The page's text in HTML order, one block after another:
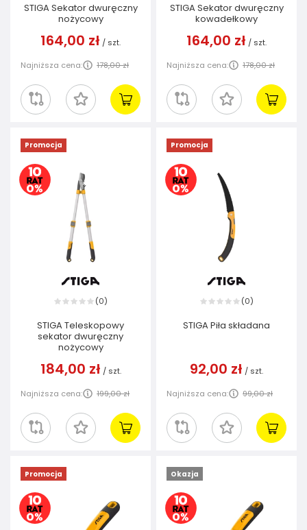
STIGA Sekator dwuręczny
nożycowy
164,00 zł / szt.
Najniższa cena: 178,00 zł
STIGA Sekator dwuręczny
kowadełkowy
164,00 zł / szt.
Najniższa cena: 178,00 zł
Promocja
(0)
STIGA Teleskopowy
sekator dwuręczny
nożycowy
184,00 zł / szt.
Najniższa cena: 199,00 zł
Promocja
(0)
STIGA Piła składana
92,00 zł / szt.
Najniższa cena: 99,00 zł
Promocja Okazja